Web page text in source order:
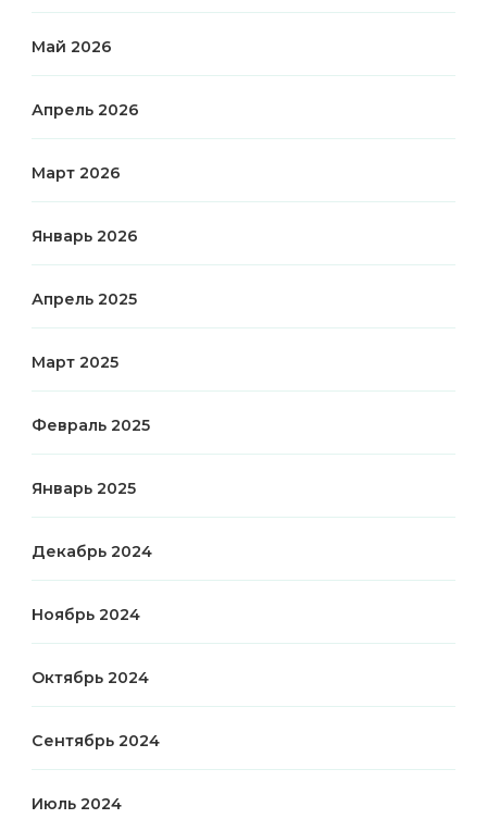
Май 2026
Апрель 2026
Март 2026
Январь 2026
Апрель 2025
Март 2025
Февраль 2025
Январь 2025
Декабрь 2024
Ноябрь 2024
Октябрь 2024
Сентябрь 2024
Июль 2024